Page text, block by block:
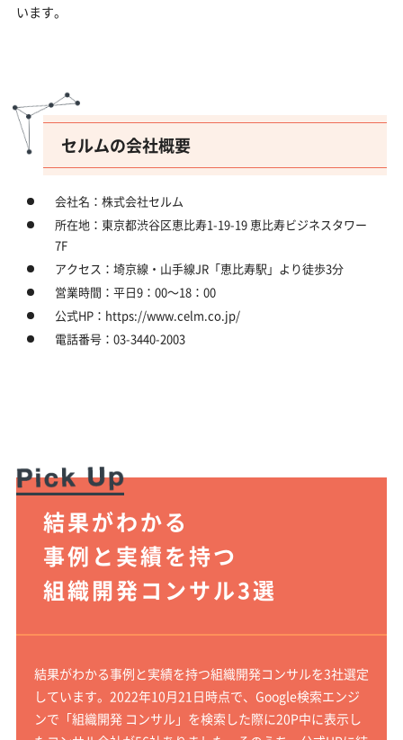
います。
セルムの会社概要
会社名：株式会社セルム
所在地：東京都渋谷区恵比寿1-19-19 恵比寿ビジネスタワー
7F
アクセス：埼京線・山手線JR「恵比寿駅」より徒歩3分
営業時間：平日9：00～18：00
公式HP：https://www.celm.co.jp/
電話番号：03-3440-2003
結果がわかる
事例と実績を持つ
組織開発コンサル3選
結果がわかる事例と実績を持つ組織開発コンサルを3社選定
しています。2022年10月21日時点で、Google検索エンジ
ンで「組織開発 コンサル」を検索した際に20P中に表示し